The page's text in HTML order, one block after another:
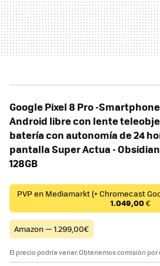
Google Pixel 8 Pro -Smartphone
Android libre con lente
batería con autonomía de 24
pantalla Super Actua -
128GB
PVP en Mediamarkt (+ Chromecast
1.049,00€
Amazon — 1.299,00€
El precio podría variar. Obtenemos comisión